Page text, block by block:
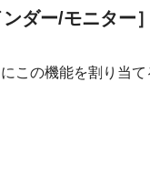
ンダー/モニター］
この機能を割り当て